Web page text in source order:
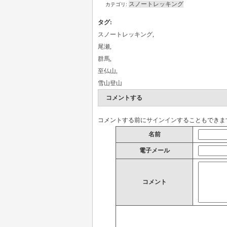
カテゴリ: スノートレッキング
タグ:
スノートレッキング,
尾瀬,
群馬,
至仏山,
雪山登山
コメントする
コメントする前にサインインすることもできま
名前
電子メール
コメント